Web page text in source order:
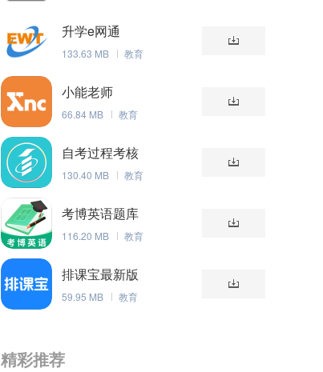
升学e网通
133.63 MB 教育
小能老师
66.84 MB 教育
自考过程考核
130.40 MB 教育
考博英语题库
116.20 MB 教育
排课宝最新版
59.95 MB 教育
精彩推荐